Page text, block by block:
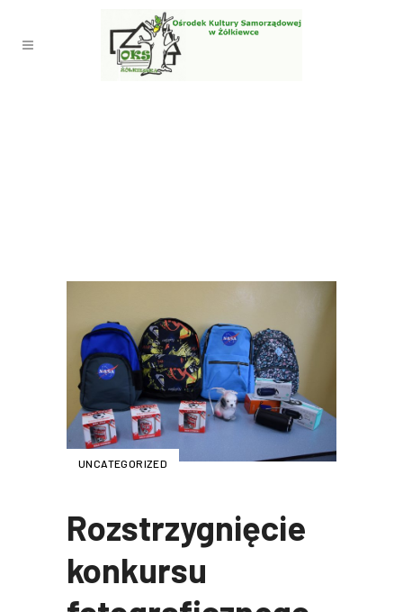
UNCATEGORIZED
Rozstrzygnięcie
konkursu